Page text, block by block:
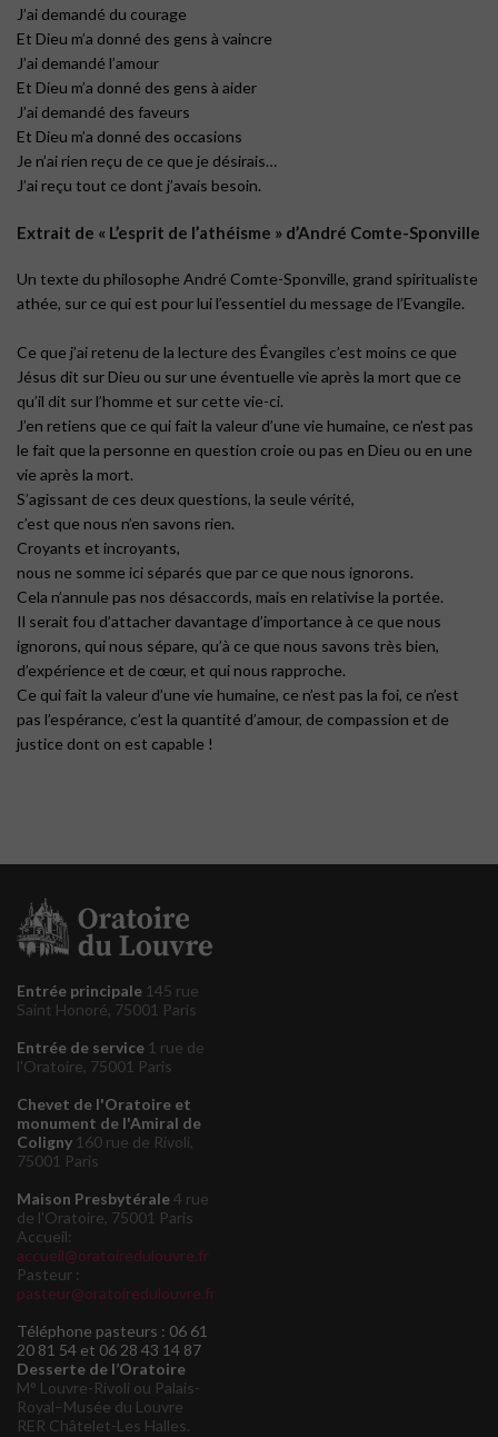
J’ai demandé du courage
Et Dieu m’a donné des gens à vaincre
J’ai demandé l’amour
Et Dieu m’a donné des gens à aider
J’ai demandé des faveurs
Et Dieu m’a donné des occasions
Je n’ai rien reçu de ce que je désirais…
J’ai reçu tout ce dont j’avais besoin.
Extrait de « L’esprit de l’athéisme » d’André Comte-Sponville
Un texte du philosophe André Comte-Sponville, grand spiritualiste
athée, sur ce qui est pour lui l’essentiel du message de l’Evangile.
Ce que j’ai retenu de la lecture des Évangiles c’est moins ce que
Jésus dit sur Dieu ou sur une éventuelle vie après la mort que ce
qu’il dit sur l’homme et sur cette vie-ci.
J’en retiens que ce qui fait la valeur d’une vie humaine, ce n’est pas
le fait que la personne en question croie ou pas en Dieu ou en une
vie après la mort.
S’agissant de ces deux questions, la seule vérité,
c’est que nous n’en savons rien.
Croyants et incroyants,
nous ne somme ici séparés que par ce que nous ignorons.
Cela n’annule pas nos désaccords, mais en relativise la portée.
Il serait fou d’attacher davantage d’importance à ce que nous
ignorons, qui nous sépare, qu’à ce que nous savons très bien,
d’expérience et de cœur, et qui nous rapproche.
Ce qui fait la valeur d’une vie humaine, ce n’est pas la foi, ce n’est
pas l’espérance, c’est la quantité d’amour, de compassion et de
justice dont on est capable !
Entrée principale 145 rue
Saint Honoré, 75001 Paris
Entrée de service 1 rue de
l'Oratoire, 75001 Paris
Chevet de l'Oratoire et
monument de l'Amiral de
Coligny 160 rue de Rivoli,
75001 Paris
Maison Presbytérale4 rue
de l'Oratoire, 75001 Paris
Accueil:
accueil@oratoiredulouvre.fr
Pasteur :
pasteur@oratoiredulouvre.fr
Téléphone pasteurs : 06 61
20 81 54 et 06 28 43 14 87
Desserte de l’Oratoire
M° Louvre-Rivoli ou Palais-
Royal–Musée du Louvre
RER Châtelet-Les Halles.